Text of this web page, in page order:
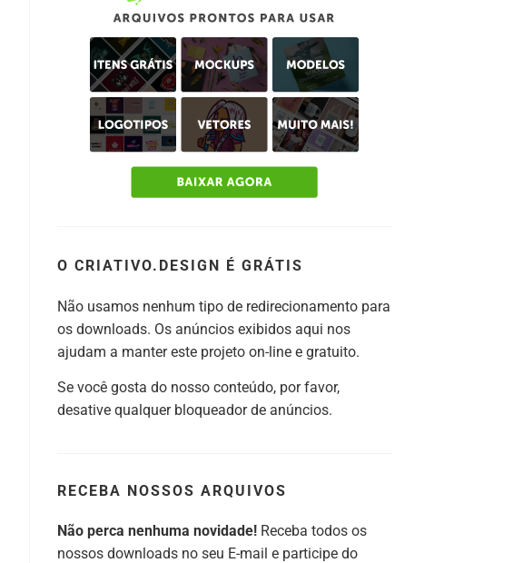
O CRIATIVO.DESIGN É GRÁTIS
Não usamos nenhum tipo de redirecionamento para
os downloads. Os anúncios exibidos aqui nos
ajudam a manter este projeto on-line e gratuito.
Se você gosta do nosso conteúdo, por favor,
desative qualquer bloqueador de anúncios.
RECEBA NOSSOS ARQUIVOS
Não perca nenhuma novidade!Receba todos os
nossos downloads no seu E-mail e participe do